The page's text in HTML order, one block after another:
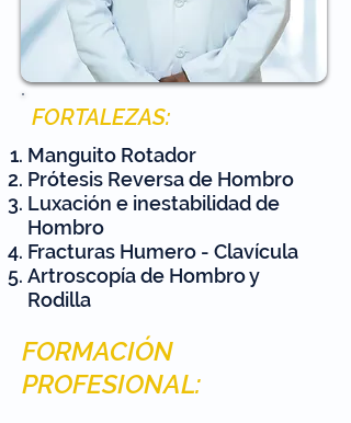
Manguito Rotador
Prótesis Reversa de Hombro
Luxación e inestabilidad de
Hombro
Fracturas Humero - Clavícula
Artroscopía de Hombro y
Rodilla
FORTALEZAS:
FORMACIÓN
PROFESIONAL: